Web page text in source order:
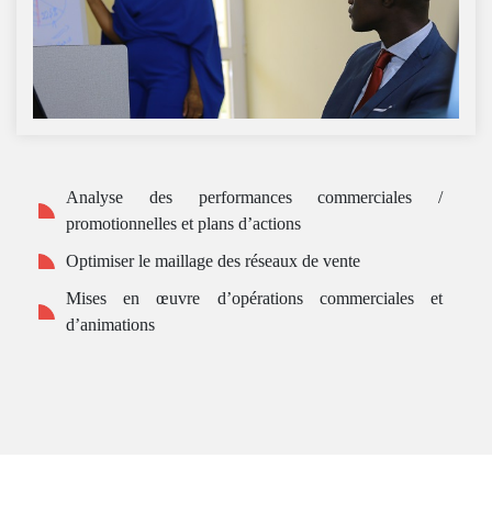
Analyse des performances commerciales /
promotionnelles et plans d’actions
Optimiser le maillage des réseaux de vente
Mises en œuvre d’opérations commerciales et
d’animations